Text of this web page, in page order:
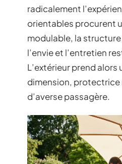
radicalement
orientables procurent
modulable, la
l’envie et l’entretien
L’extérieur prend
dimension, protectrice
d’averse passagère.